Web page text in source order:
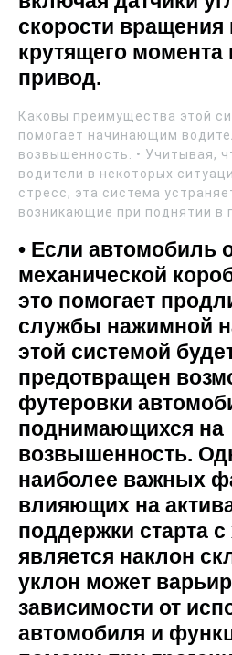
скорости вращения
крутящего момента
привод.
Каковы преимущества этой
помогает начинающим
возвышенность. • Учитывая,
водители в некоторых
стресс, эта система
возникающие при поднятии в
• Если автомобиль
механической
это помогает
службы нажимной
этой системой
предотвращен
футеровки
поднимающихся на
возвышенность.
наиболее важных
влияющих на
поддержки старта
является наклон
уклон может
зависимости от
автомобиля и